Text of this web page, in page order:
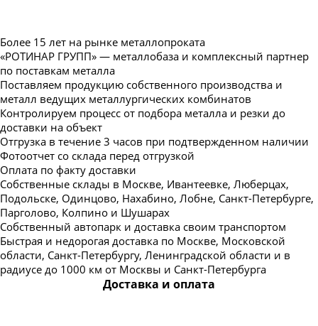
Более 15 лет на рынке металлопроката
«РОТИНАР ГРУПП» — металлобаза и комплексный партнер
по поставкам металла
Поставляем продукцию собственного производства и
металл ведущих металлургических комбинатов
Контролируем процесс от подбора металла и резки до
доставки на объект
Отгрузка в течение 3 часов при подтвержденном наличии
Фотоотчет со склада перед отгрузкой
Оплата по факту доставки
Собственные склады в Москве, Ивантеевке, Люберцах,
Подольске, Одинцово, Нахабино, Лобне, Санкт-Петербурге,
Парголово, Колпино и Шушарах
Собственный автопарк и доставка своим транспортом
Быстрая и недорогая доставка по Москве, Московской
области, Санкт-Петербургу, Ленинградской области и в
радиусе до 1000 км от Москвы и Санкт-Петербурга
Доставка и оплата